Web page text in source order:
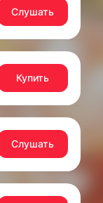
Слушать
Купить
Слушать